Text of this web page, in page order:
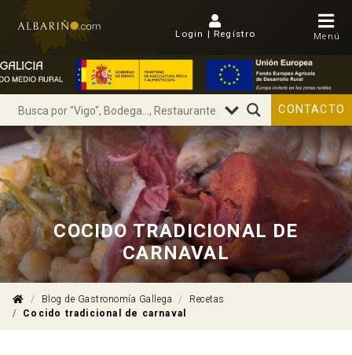
Login | Regístro Menú
CONTACTO
COCIDO TRADICIONAL DE
CARNAVAL
Blog de Gastronomía Gallega
Recetas
Cocido tradicional de carnaval